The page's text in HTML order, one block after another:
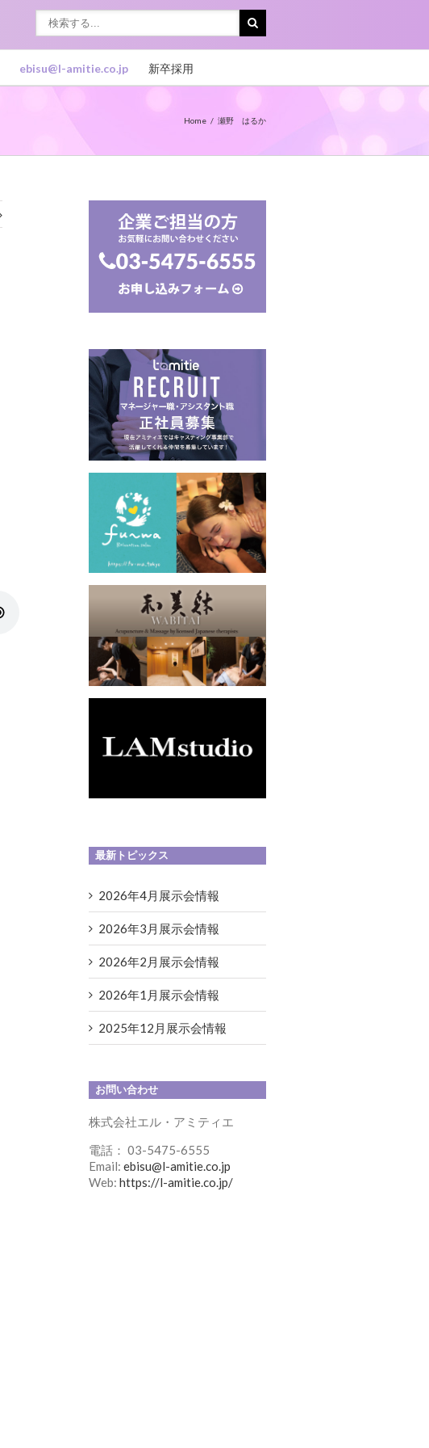
ebisu@l-amitie.co.jp 新卒採用
Home 瀬野 はるか
最新トピックス
2026年4月展示会情報
2026年3月展示会情報
2026年2月展示会情報
2026年1月展示会情報
2025年12月展示会情報
お問い合わせ
株式会社エル・アミティエ
電話： 03-5475-6555
Email: ebisu@l-amitie.co.jp
Web: https://l-amitie.co.jp/